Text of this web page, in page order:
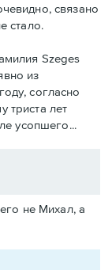
связано
стало.
Szeges
из
согласно
триста лет
усопшего...
не Михал, а